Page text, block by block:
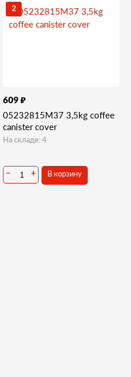
72-Контейнер кофе
2
609 ₽
05232815M37 3,5kg coffee
canister cover
На складе: 4
− + В корзину